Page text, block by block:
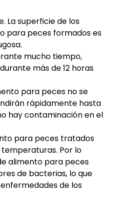
La superficie de los
para peces formados es
mucho tiempo,
más de 12 horas
para peces no se
rápidamente hasta
hay contaminación en el
para peces tratados
Por lo
alimento para peces
de bacterias, lo que
de los